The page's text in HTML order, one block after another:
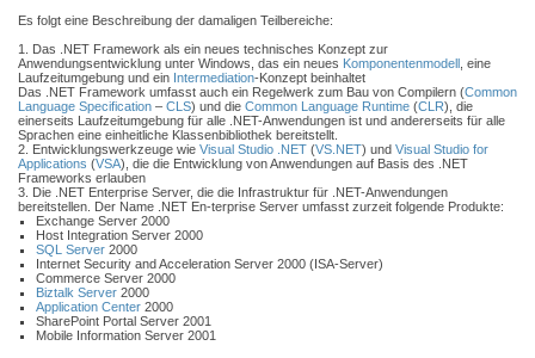
Es folgt eine Beschreibung der damaligen Teilbereiche:
1. Das .NET Framework als ein neues technisches Konzept zur
Anwendungsentwicklung unter Windows, das ein neues Komponentenmodell , eine
Laufzeitumgebung und ein Intermediation-Konzept beinhaltet
Das .NET Framework umfasst auch ein Regelwerk zum Bau von Compilern (Common
Language Specification – CLS) und die Common Language Runtime (CLR), die
einerseits Laufzeitumgebung für alle .NET-Anwendungen ist und andererseits für alle
Sprachen eine einheitliche Klassenbibliothek bereitstellt.
2. Entwicklungswerkzeuge wie Visual Studio .NET (VS.NET) und Visual Studio for
Applications (VSA), die die Entwicklung von Anwendungen auf Basis des .NET
Frameworks erlauben
3. Die .NET Enterprise Server, die die Infrastruktur für .NET-Anwendungen
bereitstellen. Der Name .NET En-terprise Server umfasst zurzeit folgende Produkte:
Exchange Server 2000
Host Integration Server 2000
SQL Server 2000
Internet Security and Acceleration Server 2000 (ISA-Server)
Commerce Server 2000
Biztalk Server 2000
Application Center 2000
SharePoint Portal Server 2001
Mobile Information Server 2001